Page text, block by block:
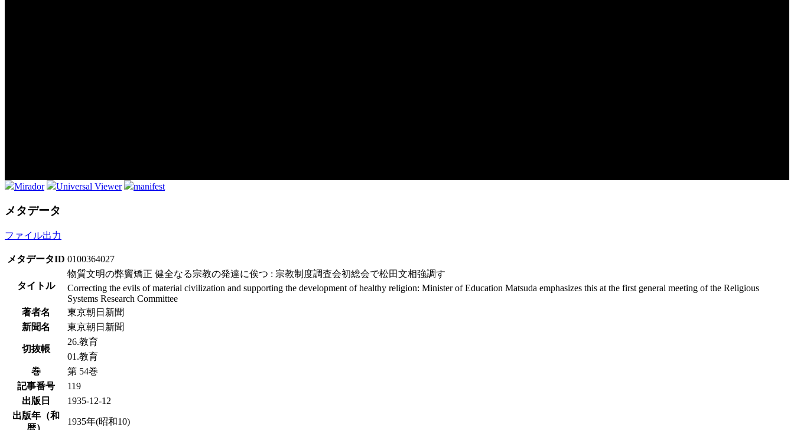
Mirador Universal Viewer manifest
メタデータ
ファイル出力
メタデータID 0100364027
タイトル
物質文明の弊竇矯正 健全なる宗教の発達に俟つ : 宗教制度調査会初総会で松田文相強調す
Correcting the evils of material civilization and supporting the development of healthy religion: Minister of Education Matsuda emphasizes this at the first general meeting of the Religious
Systems Research Committee
著者名
東京朝日新聞
新聞名
東京朝日新聞
切抜帳
26.教育
01.教育
巻
第 54巻
記事番号
119
出版日
1935-12-12
出版年（和
暦）
1935年(昭和10)